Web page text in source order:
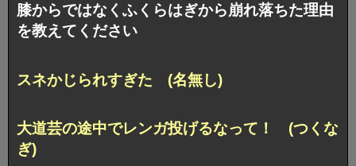
膝からではなくふくらはぎから崩れ落ちた理由
を教えてください
スネかじられすぎた (名無し)
大道芸の途中でレンガ投げるなって！ (つくな
ぎ)